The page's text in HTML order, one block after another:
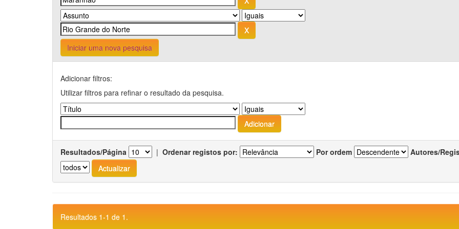
Iniciar uma nova pesquisa
Adicionar filtros:
Utilizar filtros para refinar o resultado da pesquisa.
Resultados/Página | Ordenar registos por: Por ordem Autores/
Resultados 1-1 de 1.